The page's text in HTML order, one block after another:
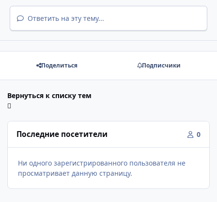
Ответить на эту тему...
Поделиться Подписчики
Вернуться к списку тем
Последние посетители 0
Ни одного зарегистрированного пользователя не
просматривает данную страницу.